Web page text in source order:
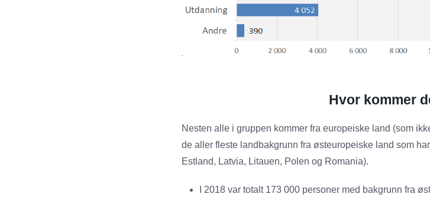
Hvor kommer
Nesten alle i gruppen kommer fra europeiske land (som
de aller fleste landbakgrunn fra østeuropeiske land som
Estland, Latvia, Litauen, Polen og Romania).
I 2018 var totalt 173 000 personer med bakgrunn fra